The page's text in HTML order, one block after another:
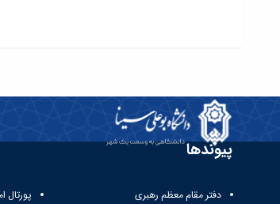
پیوندها
دفتر مقام معظم رهبری پورتال